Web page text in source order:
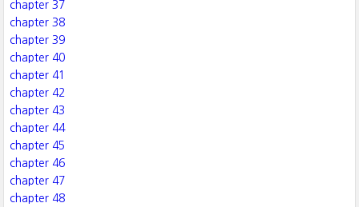
chapter 37
chapter 38
chapter 39
chapter 40
chapter 41
chapter 42
chapter 43
chapter 44
chapter 45
chapter 46
chapter 47
chapter 48